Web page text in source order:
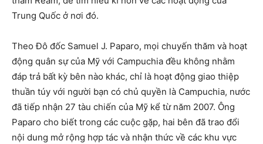
Trung Quốc ở nơi đó.
Theo Đô đốc Samuel J. Paparo, mọi chuyến thăm và hoạt
động quân sự của Mỹ với Campuchia đều không nhằm
đáp trả bất kỳ bên nào khác, chỉ là hoạt động giao thiệp
thuần túy với người bạn có chủ quyền là Campuchia, nước
đã tiếp nhận 27 tàu chiến của Mỹ kể từ năm 2007. Ông
Paparo cho biết trong các cuộc gặp, hai bên đã trao đổi
nội dung mở rộng hợp tác và nhận thức về các khu vực